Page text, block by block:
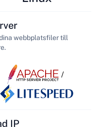
webbplatsfiler till
/
IP